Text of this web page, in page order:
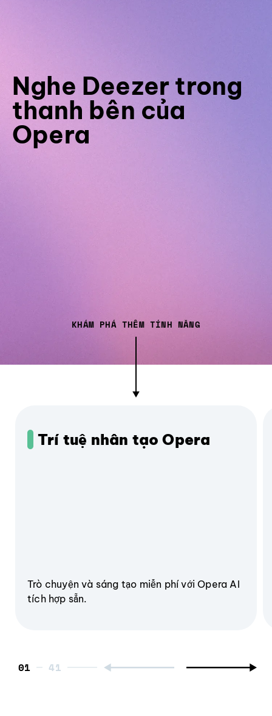
Nghe Deezer trong
thanh bên của
Opera
KHÁM PHÁ THÊM TÍNH NĂNG
Trí tuệ nhân tạo Opera
Trò chuyện và sáng tạo miễn phí với Opera AI
tích hợp sẵn.
01